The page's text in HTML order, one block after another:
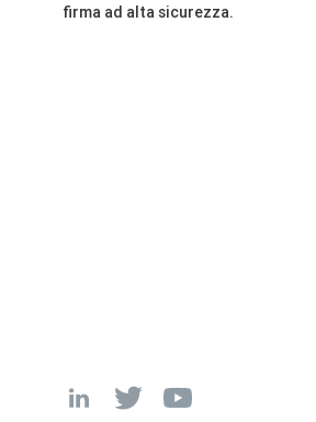
firma ad alta sicurezza.